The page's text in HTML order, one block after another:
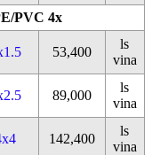
PVC 4x
53,400
ls
vina
89,000
ls
vina
142,400
ls
vina